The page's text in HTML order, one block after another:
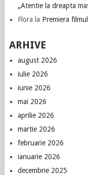
„Atentie la dreapta
Flora la Premiera
ARHIVE
august 2026
iulie 2026
iunie 2026
mai 2026
aprilie 2026
martie 2026
februarie 2026
ianuarie 2026
decembrie 2025